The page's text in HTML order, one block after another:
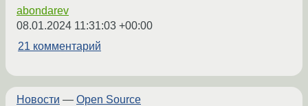
abondarev
08.01.2024 11:31:03 +00:00
21 комментарий
Новости — Open Source